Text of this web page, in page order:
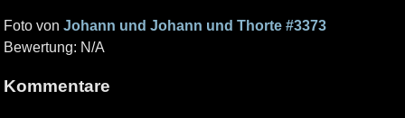
Foto von Johann und Johann und Thorte #3373
Bewertung: N/A
Kommentare